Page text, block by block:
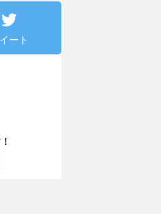
ート